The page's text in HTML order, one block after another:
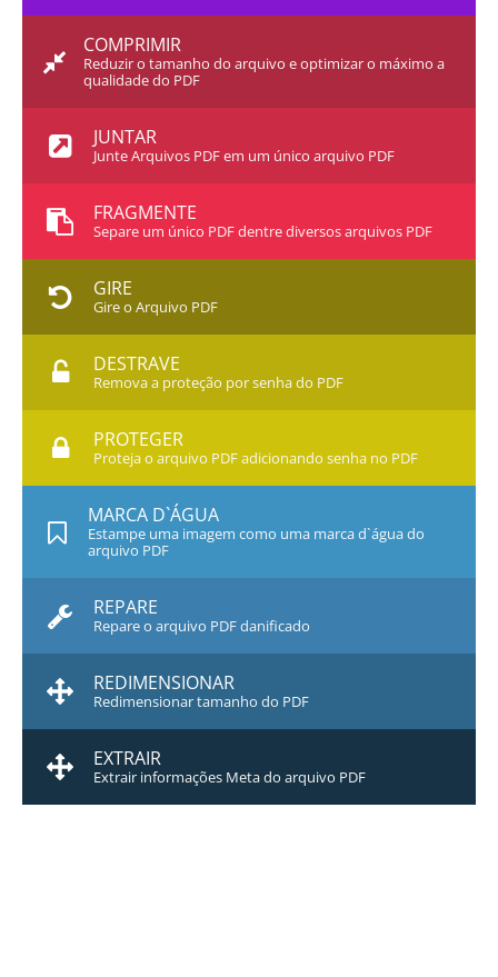
COMPRIMIR
Reduzir o tamanho do arquivo e optimizar o máximo a
qualidade do PDF
JUNTAR
Junte Arquivos PDF em um único arquivo PDF
FRAGMENTE
Separe um único PDF dentre diversos arquivos PDF
GIRE
Gire o Arquivo PDF
DESTRAVE
Remova a proteção por senha do PDF
PROTEGER
Proteja o arquivo PDF adicionando senha no PDF
MARCA D`ÁGUA
Estampe uma imagem como uma marca d`água do
arquivo PDF
REPARE
Repare o arquivo PDF danificado
REDIMENSIONAR
Redimensionar tamanho do PDF
EXTRAIR
Extrair informações Meta do arquivo PDF